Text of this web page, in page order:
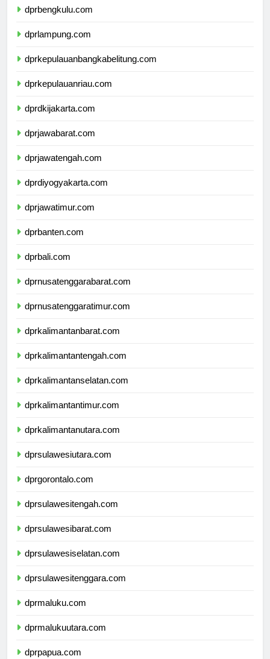
dprbengkulu.com
dprlampung.com
dprkepulauanbangkabelitung.com
dprkepulauanriau.com
dprdkijakarta.com
dprjawabarat.com
dprjawatengah.com
dprdiyogyakarta.com
dprjawatimur.com
dprbanten.com
dprbali.com
dprnusatenggarabarat.com
dprnusatenggaratimur.com
dprkalimantanbarat.com
dprkalimantantengah.com
dprkalimantanselatan.com
dprkalimantantimur.com
dprkalimantanutara.com
dprsulawesiutara.com
dprgorontalo.com
dprsulawesitengah.com
dprsulawesibarat.com
dprsulawesiselatan.com
dprsulawesitenggara.com
dprmaluku.com
dprmalukuutara.com
dprpapua.com